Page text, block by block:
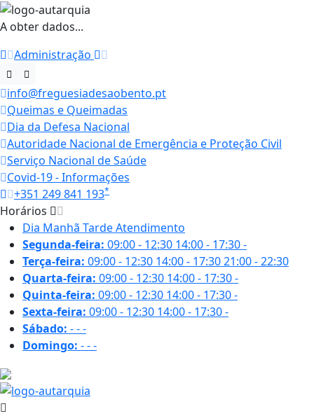
A obter dados...
Administração
info@freguesiadesaobento.pt
Queimas e Queimadas
Dia da Defesa Nacional
Autoridade Nacional de Emergência e Proteção Civil
Serviço Nacional de Saúde
Covid-19 - Informações
+351 249 841 193*
Horários
Dia Manhã TardeAtendimento
Segunda-feira: 09:00 - 12:30 14:00 - 17:30-
Terça-feira: 09:00 - 12:30 14:00 - 17:3021:00 - 22:30
Quarta-feira: 09:00 - 12:30 14:00 - 17:30-
Quinta-feira: 09:00 - 12:30 14:00 - 17:30-
Sexta-feira: 09:00 - 12:30 14:00 - 17:30-
Sábado: ---
Domingo: ---